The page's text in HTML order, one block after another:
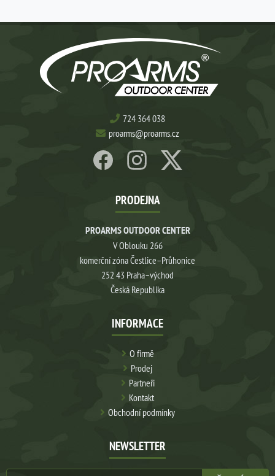
724 364 038
proarms@proarms.cz
PRODEJNA
PROARMS OUTDOOR CENTER
V Oblouku 266
komerční zóna Čestlice–Průhonice
252 43 Praha–východ
Česká Republika
INFORMACE
O firmě
Prodej
Partneři
Kontakt
Obchodní podmínky
NEWSLETTER